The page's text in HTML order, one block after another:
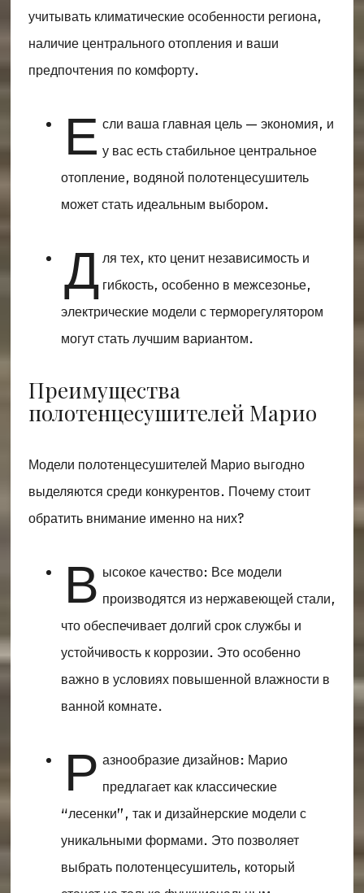
учитывать климатические особенности региона,
наличие центрального отопления и ваши
предпочтения по комфорту.
Е сли ваша главная цель — экономия, и
у вас есть стабильное центральное
отопление, водяной полотенцесушитель
может стать идеальным выбором.
Для тех, кто ценит независимость и
гибкость, особенно в межсезонье,
электрические модели с терморегулятором
могут стать лучшим вариантом.
Преимущества
полотенцесушителей Марио
Модели полотенцесушителей Марио выгодно
выделяются среди конкурентов. Почему стоит
обратить внимание именно на них?
В ысокое качество: Все модели
производятся из нержавеющей стали,
что обеспечивает долгий срок службы и
устойчивость к коррозии. Это особенно
важно в условиях повышенной влажности в
ванной комнате.
Р азнообразие дизайнов: Марио
предлагает как классические
“лесенки”, так и дизайнерские модели с
уникальными формами. Это позволяет
выбрать полотенцесушитель, который